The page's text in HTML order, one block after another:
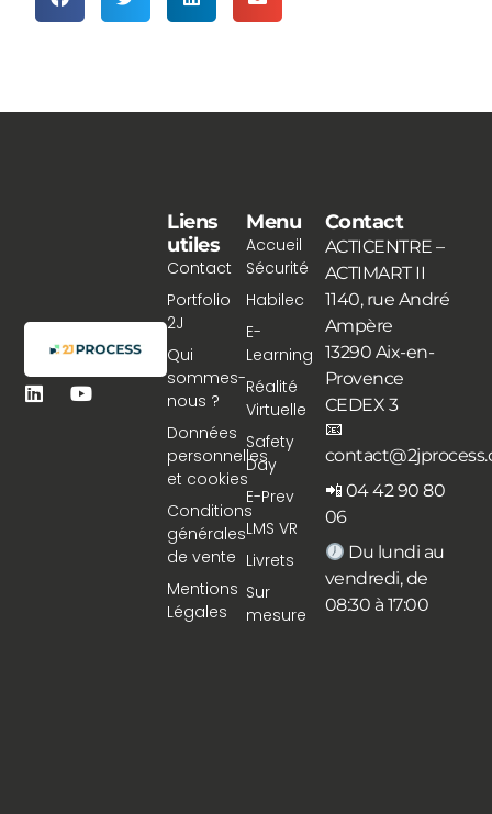
Menu
Accueil
Sécurité
Habilec
E-
Learning
Réalité
Virtuelle
Safety
Day
E-Prev
LMS VR
Livrets
Sur
mesure
Liens
utiles
Contact
Portfolio
2J
Qui
sommes-
nous ?
Données
personnelles
et cookies
Conditions
générales
de vente
Mentions
Légales
Contact
ACTICENTRE –
ACTIMART II
1140, rue André
Ampère
13290 Aix-en-
Provence
CEDEX 3
📧
📲 04 42 90 80
06
Du lundi au
vendredi, de
08:30 à 17:00